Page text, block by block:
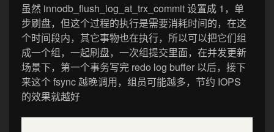
虽然 innodb_flush_log_at_trx_commit 设置成 1，单
步刷盘，但这个过程的执行是需要消耗时间的，在这
个时间段内，其它事物也在执行，所以可以把它们组
成一个组，一起刷盘，一次组提交里面，在并发更新
场景下，第一个事务写完 redo log buffer 以后，接下
来这个 fsync 越晚调用，组员可能越多，节约 IOPS
的效果就越好